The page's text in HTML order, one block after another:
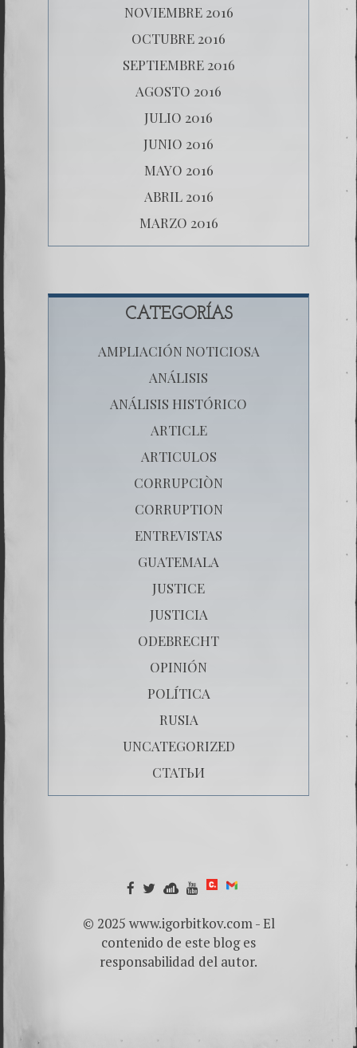
NOVIEMBRE 2016
OCTUBRE 2016
SEPTIEMBRE 2016
AGOSTO 2016
JULIO 2016
JUNIO 2016
MAYO 2016
ABRIL 2016
MARZO 2016
CATEGORÍAS
AMPLIACIÓN NOTICIOSA
ANÁLISIS
ANÁLISIS HISTÓRICO
ARTICLE
ARTICULOS
CORRUPCIÒN
CORRUPTION
ENTREVISTAS
GUATEMALA
JUSTICE
JUSTICIA
ODEBRECHT
OPINIÓN
POLÍTICA
RUSIA
UNCATEGORIZED
СТАТЬИ
© 2025 www.igorbitkov.com - El
contenido de este blog es
responsabilidad del autor.